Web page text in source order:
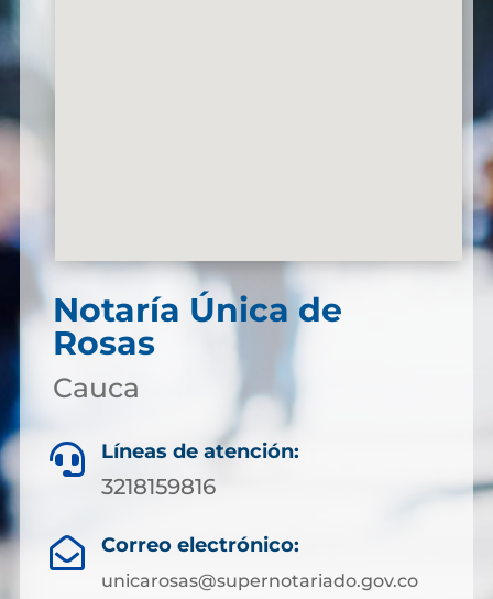
Notaría Única de
Rosas
Cauca
 Líneas de atención:
3218159816
 Correo electrónico:
unicarosas@supernotariado.gov.co